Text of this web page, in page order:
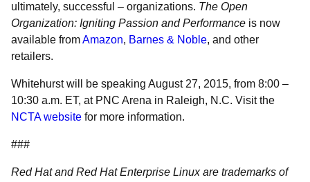
ultimately, successful – organizations. The Open
Organization: Igniting Passion and Performance is now
available fromAmazon, Barnes & Noble, and other
retailers.
Whitehurst will be speaking August 27, 2015, from 8:00 –
10:30 a.m. ET, at PNC Arena in Raleigh, N.C. Visit the
NCTA website for more information.
###
Red Hat and Red Hat Enterprise Linux are trademarks of